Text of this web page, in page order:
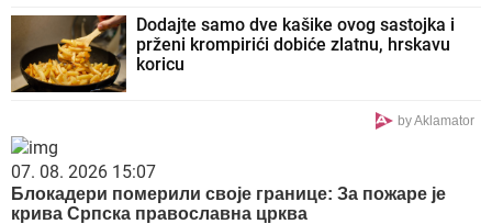
Dodajte samo dve kašike ovog sastojka i
prženi krompirići dobiće zlatnu, hrskavu
koricu
by Aklamator
07. 08. 2026 15:07
Блокадери померили своје границе: За пожаре је
крива Српска православна црква